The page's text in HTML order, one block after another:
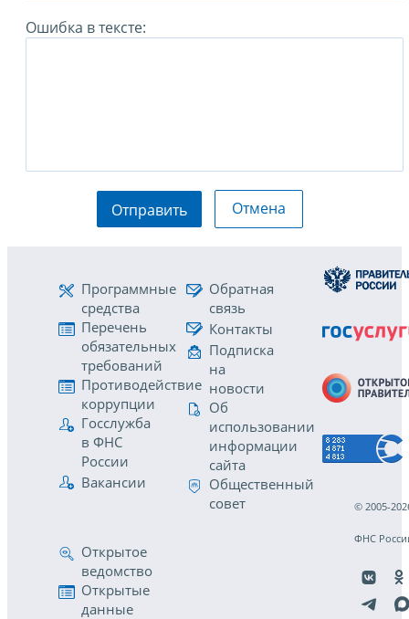
Ошибка в тексте:
Отправить Отмена
Программные
средства
Перечень
обязательных
требований
Противодействие
коррупции
Госслужба
в ФНС
России
Вакансии
Обратная
связь
Контакты
Подписка
на
новости
Об
использовании
информации
сайта
Общественный
совет
Открытое
ведомство
Открытые
данные
© 2005-
ФНС